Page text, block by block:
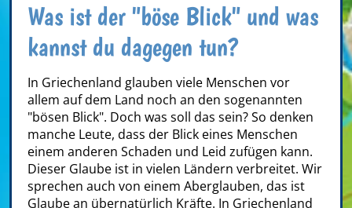
Was ist der "böse Blick" und was
kannst du dagegen tun?
In Griechenland glauben viele Menschen vor
allem auf dem Land noch an den sogenannten
"bösen Blick". Doch was soll das sein? So denken
manche Leute, dass der Blick eines Menschen
einem anderen Schaden und Leid zufügen kann.
Dieser Glaube ist in vielen Ländern verbreitet. Wir
sprechen auch von einem Aberglauben, das ist
Glaube an übernatürlich Kräfte. In Griechenland